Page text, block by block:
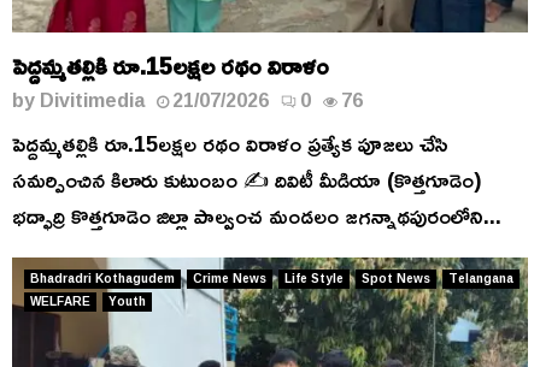
పెద్దమ్మతల్లికి రూ.15లక్షల రథం విరాళం
byDivitimedia 21/07/2026 0 76
పెద్దమ్మతల్లికి రూ.15లక్షల రథం విరాళం ప్రత్యేక పూజలు చేసి
సమర్పించిన కిలారు కుటుంబం ✍️ దివిటీ మీడియా (కొత్తగూడెం)
భద్ఫాద్రి కొత్తగూడెం జిల్లా పాల్వంచ మండలం జగన్నాథపురంలోని...
Bhadradri Kothagudem Crime News Life Style Spot News
Telangana
WELFARE
Youth